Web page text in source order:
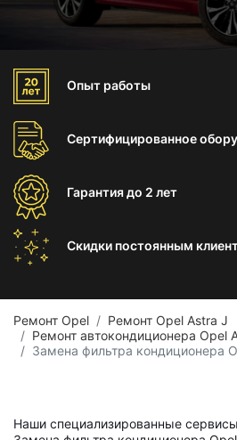
Опыт работы
Сертифицированное
Гарантиядо 2 лет
Скидки постоянным
Ремонт Opel
Ремонт Opel Astra J
Ремонт автокондиционера Opel
Замена фильтра кондиционера
Наши специализированные